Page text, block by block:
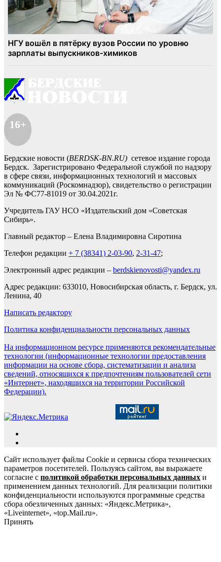
16+
Бердские новости (BERDSK-BN.RU) сетевое издание города
Бердск. Зарегистрировано Федеральной службой по надзору
в сфере связи, информационных технологий и массовых
коммуникаций (Роскомнадзор), свидетельство о регистрации
Эл № ФС77-81019 от 30.04.2021г.
Учредитель ГАУ НСО «Издательский дом «Советская
Сибирь».
Главный редактор – Елена Владимировна Сиротина
Телефон редакции + 7 (38341) 2-03-90, 2-31-47;
Электронный адрес редакции – berdskienovosti@yandex.ru
Адрес редакции: 633010, Новосибирская область, г. Бердск, ул.
Ленина, 40
Написать редактору
Политика конфиденциальности персональных данных
На информационном ресурсе применяются рекомендательные
технологии (информационные технологии предоставления
информации на основе сбора, систематизации и анализа
сведений, относящихся к предпочтениям пользователей сети
«Интернет», находящихся на территории Российской
Федерации).
Сайт использует файлы Cookie и сервисы сбора технических
параметров посетителей. Пользуясь сайтом, вы выражаете
согласие с политикой обработки персональных данных и
применением данных технологий. Для реализации политики
конфиденциальности используются программные средства
сбора обезличенных данных: «Яндекс.Метрика»,
«Liveinternet», «top.Mail.ru».
Принять